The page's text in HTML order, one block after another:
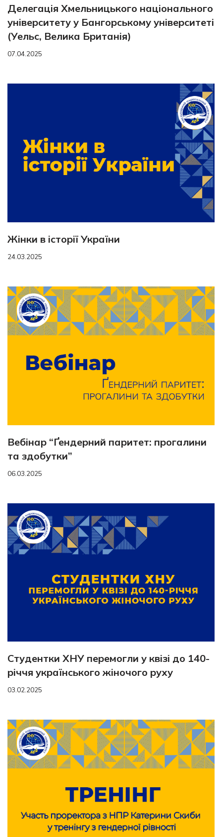
Делегація Хмельницького національного
університету у Бангорському університеті
(Уельс, Велика Британія)
07.04.2025
Жінки в історії України
24.03.2025
Вебінар “Ґендерний паритет: прогалини
та здобутки”
06.03.2025
Студентки ХНУ перемогли у квізі до 140-
річчя українського жіночого руху
03.02.2025